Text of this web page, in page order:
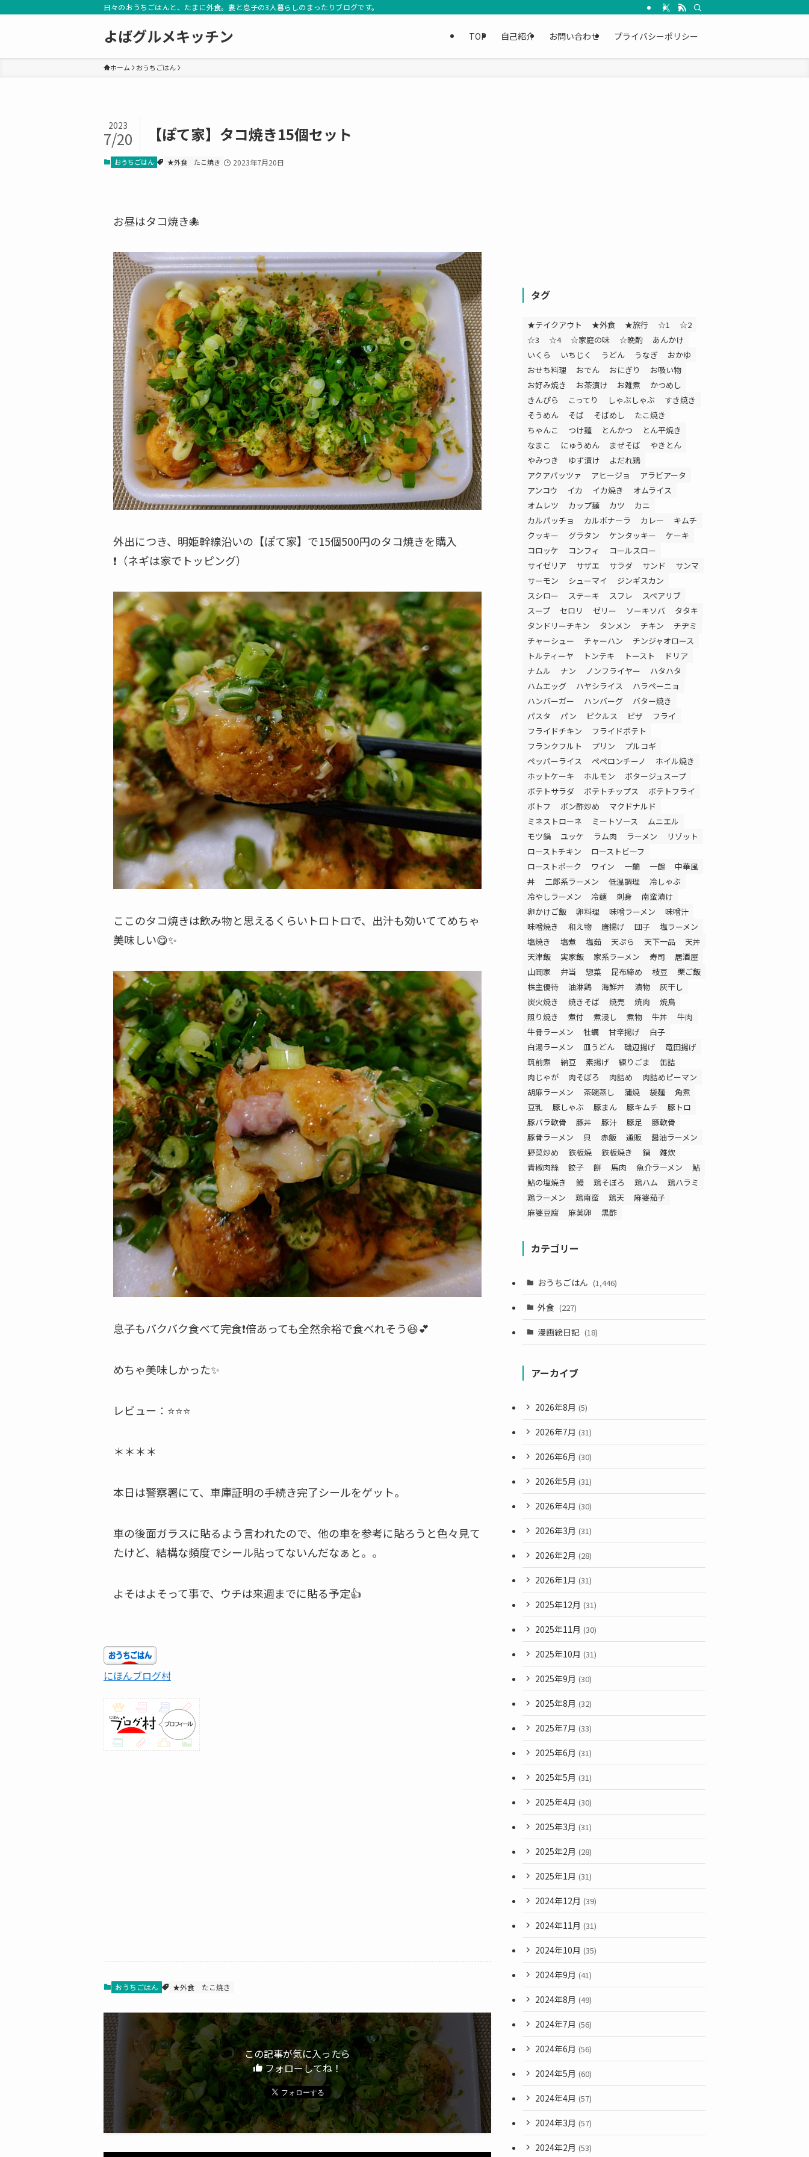
日々のおうちごはんと、たまに外食。妻と息子の3人暮らしのまったりブログです。
よばグルメキッチン TOP 自己紹介 お問い合わせ プライバシーポリシー
ホーム おうちごはん
【ぽて家】タコ焼き15個セット
2023
7/20
おうちごはん ★外食 たこ焼き 2023年7月20日
お昼はタコ焼き🐙
外出につき、明姫幹線沿いの【ぽて家】で15個500円のタコ焼きを購入
❗（ネギは家でトッピング）
ここのタコ焼きは飲み物と思えるくらいトロトロで、出汁も効いててめちゃ
美味しい😋✨
息子もバクバク食べて完食❗倍あっても全然余裕で食べれそう😆💕
めちゃ美味しかった✨
レビュー︰⭐⭐⭐
＊＊＊＊
本日は警察署にて、車庫証明の手続き完了シールをゲット。
車の後面ガラスに貼るよう言われたので、他の車を参考に貼ろうと色々見て
たけど、結構な頻度でシール貼ってないんだなぁと。。
よそはよそって事で、ウチは来週までに貼る予定👍
にほんブログ村
おうちごはん ★外食 たこ焼き
この記事が気に入ったら
フォローしてね！
タグ
★テイクアウト ★外食 ★旅行 ☆1
☆2
☆3
☆4 ☆家庭の味 ☆晩酌
あんかけ
いくら
いちじく うどん うなぎ
おかゆ
おせち料理
おでん おにぎり
お吸い物
お好み焼き
お茶漬け お雑煮
かつめし
きんぴら
こってり しゃぶしゃぶ
すき焼き
そうめん
そば そばめし
たこ焼き
ちゃんこ
つけ麺 とんかつ
とん平焼き
なまこ
にゅうめん まぜそば
やきとん
やみつき
ゆず漬け
よだれ鶏
アクアパッツァ
アヒージョ
アラビアータ
アンコウ
イカ イカ焼き
オムライス
オムレツ
カップ麺 カツ
カニ
カルパッチョ
カルボナーラ カレー
キムチ
クッキー
グラタン ケンタッキー
ケーキ
コロッケ
コンフィ
コールスロー
サイゼリア
サザエ サラダ サンド
サンマ
サーモン
シューマイ
ジンギスカン
スシロー
ステーキ スフレ
スペアリブ
スープ
セロリ ゼリー ソーキソバ
タタキ
タンドリーチキン
タンメン チキン
チヂミ
チャーシュー
チャーハン
チンジャオロース
トルティーヤ
トンテキ トースト
ドリア
ナムル
ナン ノンフライヤー
ハタハタ
ハムエッグ
ハヤシライス
ハラペーニョ
ハンバーガー
ハンバーグ
バター焼き
パスタ
パン ピクルス ピザ
フライ
フライドチキン
フライドポテト
フランクフルト
プリン
プルコギ
ペッパーライス
ペペロンチーノ
ホイル焼き
ホットケーキ
ホルモン
ポタージュスープ
ポテトサラダ
ポテトチップス
ポテトフライ
ポトフ
ポン酢炒め
マクドナルド
ミネストローネ
ミートソース
ムニエル
モツ鍋
ユッケ ラム肉 ラーメン
リゾット
ローストチキン
ローストビーフ
ローストポーク
ワイン 一蘭 一鶴
中華風
丼
二郎系ラーメン 低温調理
冷しゃぶ
冷やしラーメン
冷麺 刺身
南蛮漬け
卵かけご飯
卵料理 味噌ラーメン
味噌汁
味噌焼き
和え物 唐揚げ 団子
塩ラーメン
塩焼き
塩煮 塩茹 天ぷら 天下一品
天丼
天津飯
実家飯 家系ラーメン 寿司
居酒屋
山岡家
弁当 惣菜 昆布締め 枝豆
栗ご飯
株主優待
油淋鶏 海鮮丼 漬物
灰干し
炭火焼き
焼きそば 焼売 焼肉
焼鳥
照り焼き
煮付 煮浸し 煮物 牛丼
牛肉
牛骨ラーメン
牡蠣 甘辛揚げ
白子
白湯ラーメン
皿うどん 磯辺揚げ
竜田揚げ
筑前煮
納豆 素揚げ 練りごま
缶詰
肉じゃが
肉そぼろ 肉詰め
肉詰めピーマン
胡麻ラーメン
茶碗蒸し 蒲焼 袋麺
角煮
豆乳
豚しゃぶ 豚まん 豚キムチ
豚トロ
豚バラ軟骨
豚丼 豚汁 豚足
豚軟骨
豚骨ラーメン
貝 赤飯 通販
醤油ラーメン
野菜炒め
鉄板焼 鉄板焼き 鍋
雑炊
青椒肉絲
餃子 餅 馬肉 魚介ラーメン
鮎
鮎の塩焼き
鰻 鶏そぼろ 鶏ハム
鶏ハラミ
鶏ラーメン
鶏南蛮 鶏天
麻婆茄子
麻婆豆腐
麻薬卵 黒酢
カテゴリー
おうちごはん (1,446)
外食 (227)
漫画絵日記 (18)
アーカイブ
2026年8月 (5)
2026年7月 (31)
2026年6月 (30)
2026年5月 (31)
2026年4月 (30)
2026年3月 (31)
2026年2月 (28)
2026年1月 (31)
2025年12月 (31)
2025年11月 (30)
2025年10月 (31)
2025年9月 (30)
2025年8月 (32)
2025年7月 (33)
2025年6月 (31)
2025年5月 (31)
2025年4月 (30)
2025年3月 (31)
2025年2月 (28)
2025年1月 (31)
2024年12月 (39)
2024年11月 (31)
2024年10月 (35)
2024年9月 (41)
2024年8月 (49)
2024年7月 (56)
2024年6月 (56)
2024年5月 (60)
2024年4月 (57)
2024年3月 (57)
2024年2月 (53)